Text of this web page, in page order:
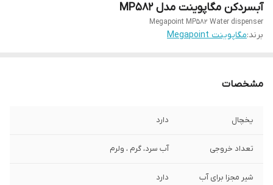
آبسردکن مگاپوینت مدل MP۵82
Megapoint MP۵82 Water dispenser
برند:مگاپوینت Megapoint
مشخصات
یخچال دارد
تعداد خروجی آب سرد، گرم ، ولرم
شیر مجزا برای آب
دارد